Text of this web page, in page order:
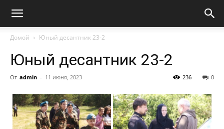
Домой Юный десантник 23-2
Юный десантник 23-2
От admin - 11 июня, 2023 0
236